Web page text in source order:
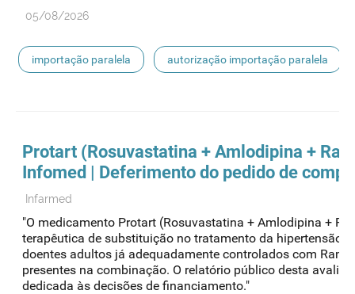
05/08/2026
importação paralela autorização importação paralela
Protart (Rosuvastatina + Amlodipina +
Infomed | Deferimento do pedido de
Infarmed
"O medicamento Protart (Rosuvastatina + Amlodipina +
terapêutica de substituição no tratamento da hipertensão
doentes adultos já adequadamente controlados com
presentes na combinação. O relatório público desta
dedicada às decisões de financiamento."